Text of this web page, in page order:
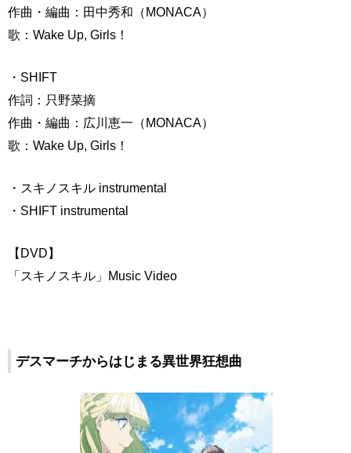
作曲・編曲：田中秀和（MONACA）
歌：Wake Up, Girls！
・SHIFT
作詞：只野菜摘
作曲・編曲：広川恵一（MONACA）
歌：Wake Up, Girls！
・スキノスキル instrumental
・SHIFT instrumental
【DVD】
「スキノスキル」Music Video
デスマーチからはじまる異世界狂想曲